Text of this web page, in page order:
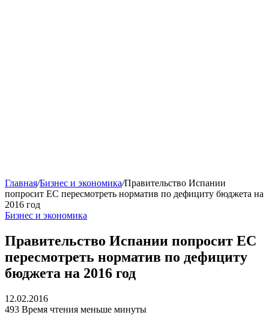
Главная/Бизнес и экономика/Правительство Испании
попросит ЕС пересмотреть норматив по дефициту бюджета на
2016 год
Бизнес и экономика
Правительство Испании попросит ЕС
пересмотреть норматив по дефициту
бюджета на 2016 год
12.02.2016
493 Время чтения меньше минуты